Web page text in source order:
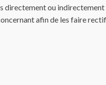
directement ou
afin de les faire